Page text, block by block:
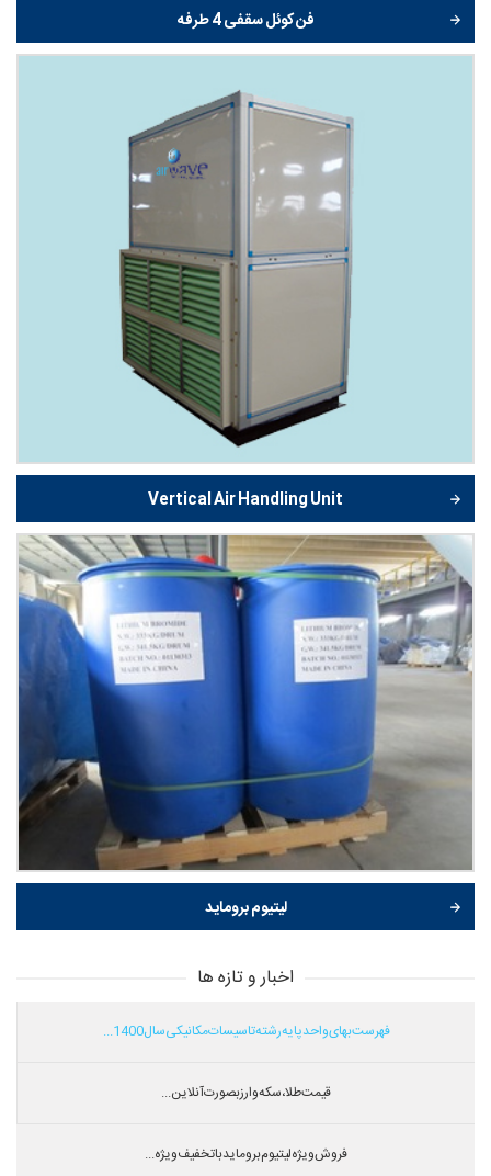
فن کوئل سقفی 4 طرفه
Vertical Air Handling Unit
لیتیوم بروماید
اخبار و تازه ها
فهرست بهای واحد پایه رشته تاسیسات مکانیکی سال 1400...
قیمت طلا،سکه و ارز بصورت آنلاین...
فروش ویژه لیتیوم بروماید با تخفیف ویژه...